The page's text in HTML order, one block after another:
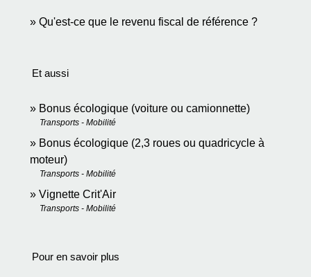
Qu'est-ce que le revenu fiscal de référence ?
Et aussi
Bonus écologique (voiture ou camionnette)
Transports - Mobilité
Bonus écologique (2,3 roues ou quadricycle à
moteur)
Transports - Mobilité
Vignette Crit'Air
Transports - Mobilité
Pour en savoir plus